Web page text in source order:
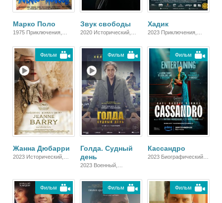
Марко Поло
1975 Приключения,
Боевик
Звук свободы
2020 Исторический,
Боевик, Триллер, Драма
Хадик
2023 Приключения,
Исторический,
Биографический,
Боевик
Фильм
Жанна Дюбарри
2023 Исторический,
Фильм
Голда. Судный
день
2023 Военный,
Биографический, Драма
Фильм
Кассандро
2023 Биографический,
Фильм Фильм Фильм